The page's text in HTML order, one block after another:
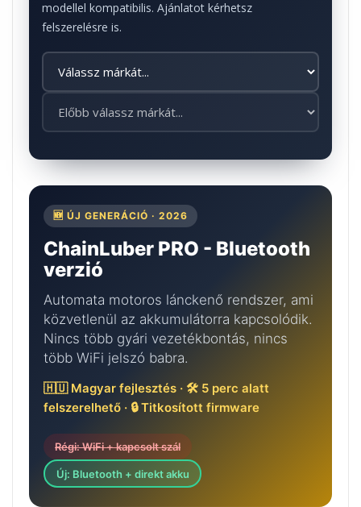
modellel kompatibilis. Ajánlatot kérhetsz
felszerelésre is.
🆕 ÚJ GENERÁCIÓ · 2026
ChainLuber PRO - Bluetooth
verzió
Automata motoros lánckenő rendszer, ami
közvetlenül az akkumulátorra kapcsolódik.
Nincs több gyári vezetékbontás, nincs
több WiFi jelszó babra.
🇭🇺 Magyar fejlesztés · 🛠️ 5 perc alatt
felszerelhető · 🔒 Titkosított firmware
Régi: WiFi + kapcsolt szál
Új: Bluetooth + direkt akku